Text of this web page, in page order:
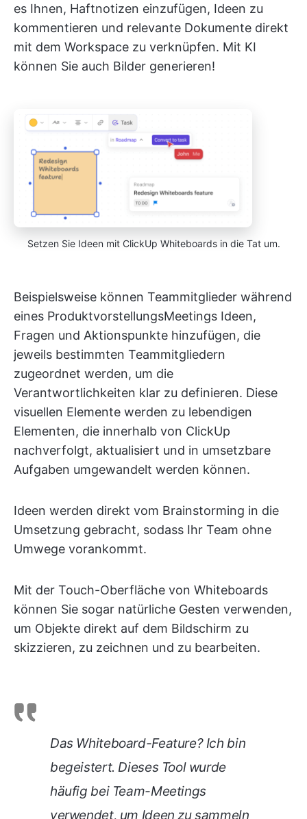
es Ihnen, Haftnotizen einzufügen, Ideen zu
kommentieren und relevante Dokumente direkt
mit dem Workspace zu verknüpfen. Mit KI
können Sie auch Bilder generieren!
Setzen Sie Ideen mit ClickUp Whiteboards in die Tat um.
Beispielsweise können Teammitglieder während
eines ProduktvorstellungsMeetings Ideen,
Fragen und Aktionspunkte hinzufügen, die
jeweils bestimmten Teammitgliedern
zugeordnet werden, um die
Verantwortlichkeiten klar zu definieren. Diese
visuellen Elemente werden zu lebendigen
Elementen, die innerhalb von ClickUp
nachverfolgt, aktualisiert und in umsetzbare
Aufgaben umgewandelt werden können.
Ideen werden direkt vom Brainstorming in die
Umsetzung gebracht, sodass Ihr Team ohne
Umwege vorankommt.
Mit der Touch-Oberfläche von Whiteboards
können Sie sogar natürliche Gesten verwenden,
um Objekte direkt auf dem Bildschirm zu
skizzieren, zu zeichnen und zu bearbeiten.
Das Whiteboard-Feature? Ich bin
begeistert. Dieses Tool wurde
häufig bei Team-Meetings
verwendet, um Ideen zu sammeln